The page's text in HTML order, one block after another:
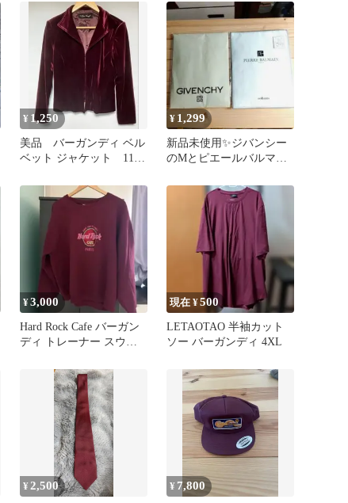
¥ 1,250
美品 バーガンディ ベル
ベット ジャケット 11
¥ 1,299
新品未使用✨️ジバンシー
のMとピエールバルマン
✨️
¥3,000
Hard Rock Cafe バーガン
ディ トレーナー スウェ
現在 ¥500
LETAOTAO 半袖カット
ソー バーガンディ 4XL
¥ 2,500 ¥ 7,800